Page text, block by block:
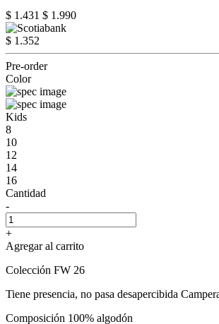
$ 1.431 $ 1.990
$ 1.352
Pre-order
Color
Kids
8
10
12
14
16
Cantidad
-
+
Agregar al carrito
Colección FW 26
Tiene presencia, no pasa desapercibida
Composición 100% algodón